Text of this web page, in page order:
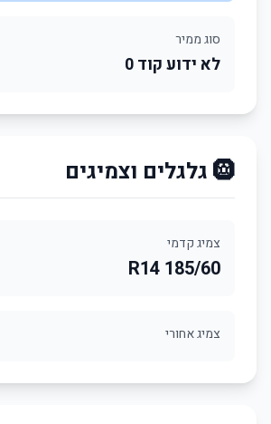
סוג ממיר
לא ידוע קוד 0
🛞 גלגלים וצמיגים
צמיג קדמי
185/60 R14
צמיג אחורי